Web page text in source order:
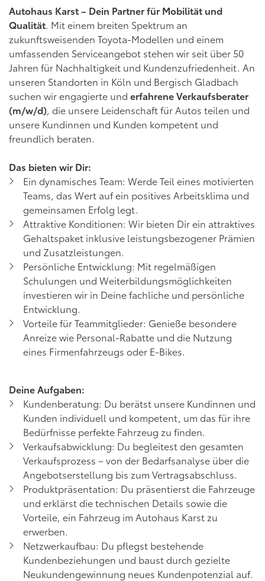
Autohaus Karst – Dein Partner für Mobilität und
Qualität. Mit einem breiten Spektrum an
zukunftsweisenden Toyota-Modellen und einem
umfassenden Serviceangebot stehen wir seit über 50
Jahren für Nachhaltigkeit und Kundenzufriedenheit. An
unseren Standorten in Köln und Bergisch Gladbach
suchen wir engagierte und erfahrene Verkaufsberater
(m/w/d), die unsere Leidenschaft für Autos teilen und
unsere Kundinnen und Kunden kompetent und
freundlich beraten.
Das bieten wir Dir:
Ein dynamisches Team: Werde Teil eines motivierten
Teams, das Wert auf ein positives Arbeitsklima und
gemeinsamen Erfolg legt.
Attraktive Konditionen: Wir bieten Dir ein attraktives
Gehaltspaket inklusive leistungsbezogener Prämien
und Zusatzleistungen.
Persönliche Entwicklung: Mit regelmäßigen
Schulungen und Weiterbildungsmöglichkeiten
investieren wir in Deine fachliche und persönliche
Entwicklung.
Vorteile für Teammitglieder: Genieße besondere
Anreize wie Personal-Rabatte und die Nutzung
eines Firmenfahrzeugs oder E-Bikes.
Deine Aufgaben:
Kundenberatung: Du berätst unsere Kundinnen und
Kunden individuell und kompetent, um das für ihre
Bedürfnisse perfekte Fahrzeug zu finden.
Verkaufsabwicklung: Du begleitest den gesamten
Verkaufsprozess – von der Bedarfsanalyse über die
Angebotserstellung bis zum Vertragsabschluss.
Produktpräsentation: Du präsentierst die Fahrzeuge
und erklärst die technischen Details sowie die
Vorteile, ein Fahrzeug im Autohaus Karst zu
erwerben.
Netzwerkaufbau: Du pflegst bestehende
Kundenbeziehungen und baust durch gezielte
Neukundengewinnung neues Kundenpotenzial auf.